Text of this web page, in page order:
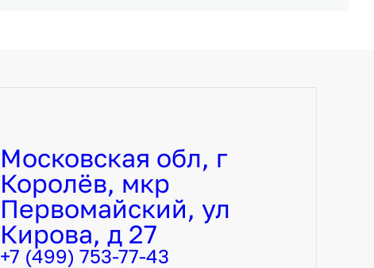
Московская обл, г
Королёв, мкр
Первомайский, ул
Кирова, д 27
+7 (499) 753-77-43